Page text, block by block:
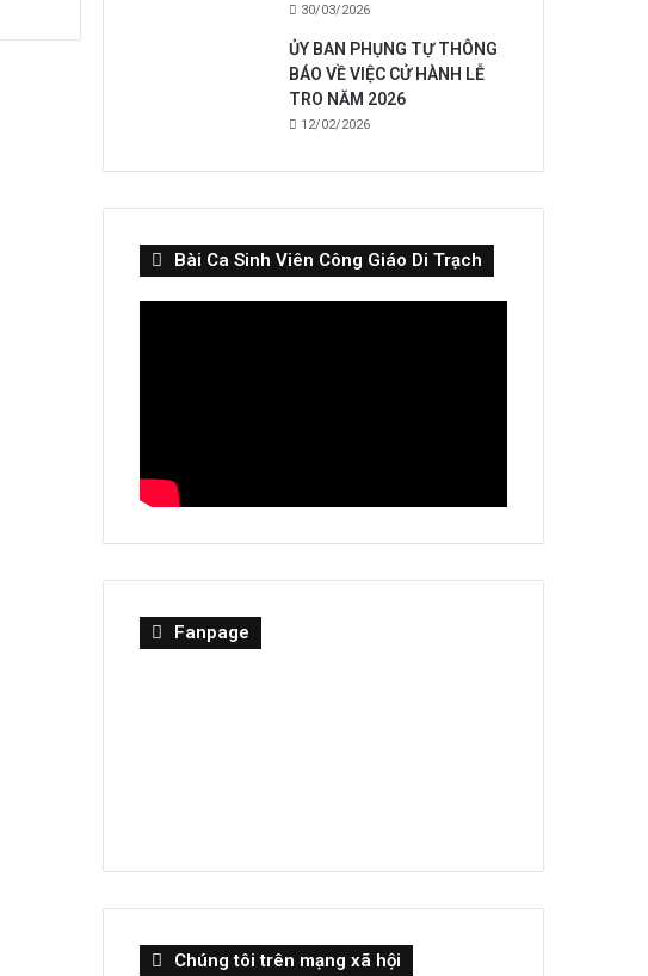
30/03/2026
ỦY BAN PHỤNG TỰ THÔNG
BÁO VỀ VIỆC CỬ HÀNH LỄ
TRO NĂM 2026
12/02/2026
Bài Ca Sinh Viên Công Giáo Di Trạch
Fanpage
Chúng tôi trên mạng xã hội